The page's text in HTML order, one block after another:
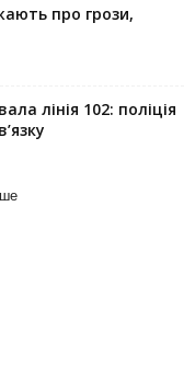
про грози,
лінія 102: поліція